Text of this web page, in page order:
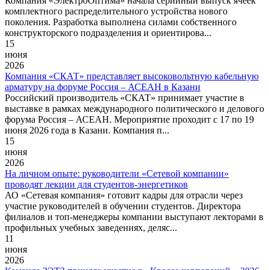
комплектного распределительного устройства нового
поколения. Разработка выполнена силами собственного
конструкторского подразделения и ориентирова...
15
июня
2026
Компания «СКАТ» представляет высоковольтную кабельную
арматуру на форуме Россия – АСЕАН в Казани
Российский производитель «СКАТ» принимает участие в
выставке в рамках международного политического и делового
форума Россия – АСЕАН. Мероприятие проходит с 17 по 19
июня 2026 года в Казани. Компания п...
15
июня
2026
На личном опыте: руководители «Сетевой компании»
проводят лекции для студентов-энергетиков
АО «Сетевая компания» готовит кадры для отрасли через
участие руководителей в обучении студентов. Директора
филиалов и топ-менеджеры компании выступают лекторами в
профильных учебных заведениях, деляс...
11
июня
2026